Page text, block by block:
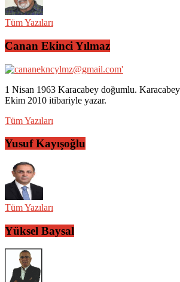
Tüm Yazıları
Canan Ekinci Yılmaz
1 Nisan 1963 Karacabey doğumlu.
Ekim 2010 itibariyle yazar.
Tüm Yazıları
Yusuf Kayışoğlu
Tüm Yazıları
Yüksel Baysal